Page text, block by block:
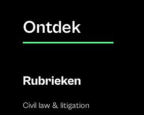
Ontdek
Rubrieken
Civil law & litigation